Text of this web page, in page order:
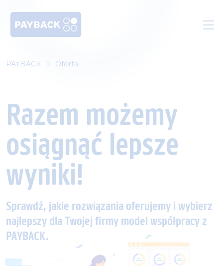
Skip to main content
PAYBACK Oferta
Razem możemy
osiągnąć lepsze
wyniki!
Sprawdź, jakie rozwiązania oferujemy i wybierz
najlepszy dla Twojej firmy model współpracy z
PAYBACK.